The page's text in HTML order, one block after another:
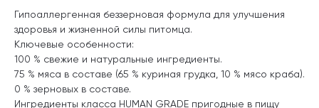
Гипоаллергенная беззерновая формула для улучшения
здоровья и жизненной силы питомца.
Ключевые особенности:
100 % свежие и натуральные ингредиенты.
75 % мяса в составе (65 % куриная грудка, 10 % мясо краба).
0 % зерновых в составе.
Ингредиенты класса HUMAN GRADE пригодные в пищу